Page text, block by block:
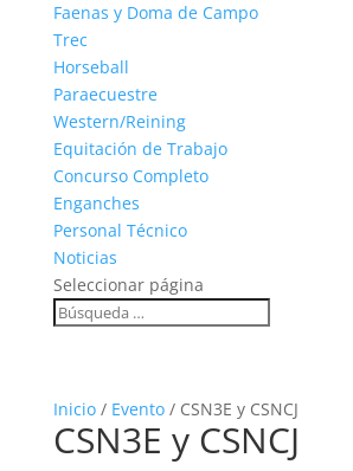
Faenas y Doma de Campo
Trec
Horseball
Paraecuestre
Western/Reining
Equitación de Trabajo
Concurso Completo
Enganches
Personal Técnico
Noticias
Seleccionar página
Inicio/ Evento/ CSN3E y CSNCJ
CSN3E y CSNCJ